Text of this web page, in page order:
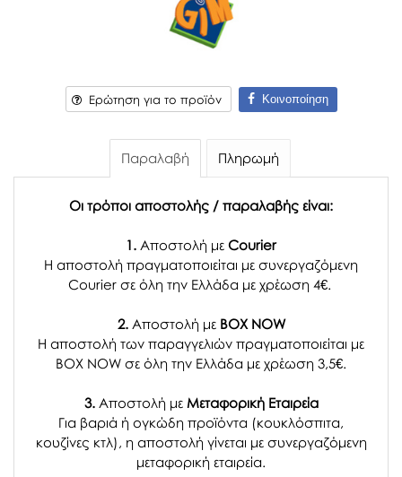
Ερώτηση για το προϊόν Κοινοποίηση
Παραλαβή Πληρωμή
Οι τρόποι αποστολής / παραλαβής είναι:
1. Αποστολή με Courier
Η αποστολή πραγματοποιείται με συνεργαζόμενη
Courier σε όλη την Ελλάδα με χρέωση 4€.
2. Αποστολή μεBOX NOW
Η αποστολή των παραγγελιών πραγματοποιείται με
BOX NOW σε όλη την Ελλάδα με χρέωση 3,5€.
3. Αποστολή μεΜεταφορική Εταιρεία
Για βαριά ή ογκώδη προϊόντα (κουκλόσπιτα,
κουζίνες κτλ), η αποστολή γίνεται με συνεργαζόμενη
μεταφορική εταιρεία.